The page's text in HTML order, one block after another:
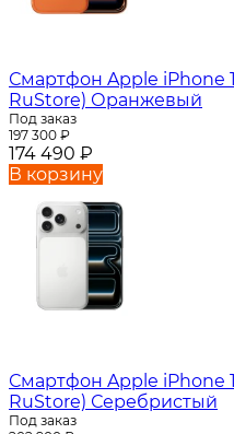
Смартфон Apple iPhone
RuStore) Оранжевый
Под заказ
197 300 ₽
174 490 ₽
В корзину
Смартфон Apple iPhone
RuStore) Серебристый
Под заказ